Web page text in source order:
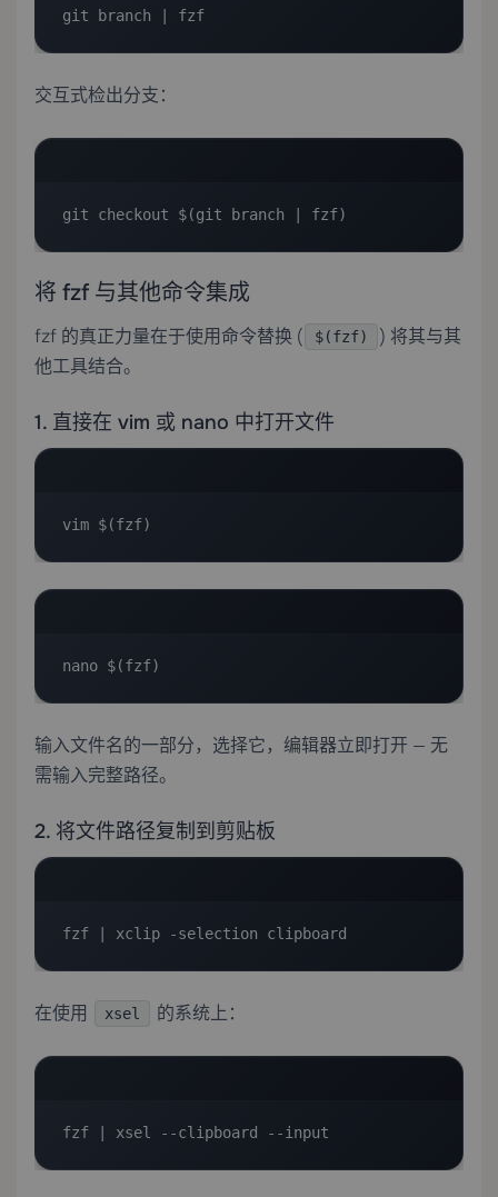
git branch | fzf
交互式检出分支：
git checkout $(git branch | fzf)
将 fzf 与其他命令集成
fzf 的真正力量在于使用命令替换 ( $(fzf)
) 将其与其
他工具结合。
1. 直接在 vim 或 nano 中打开文件
vim $(fzf)
nano $(fzf)
输入文件名的一部分，选择它，编辑器立即打开 — 无
需输入完整路径。
2. 将文件路径复制到剪贴板
fzf | xclip -selection clipboard
在使用 xsel 的系统上：
fzf | xsel --clipboard --input